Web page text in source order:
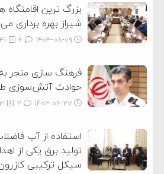
بزرگ ترین اقامتگاه
شیراز بهره برداری
۱۴۰۳-۰۸-۰۹
حوادث آتش‌سوزی
۱۴۰۳-۰۶-۲۷
استفاده از آب
تولید برق یکی از
سیکل ترکیبی